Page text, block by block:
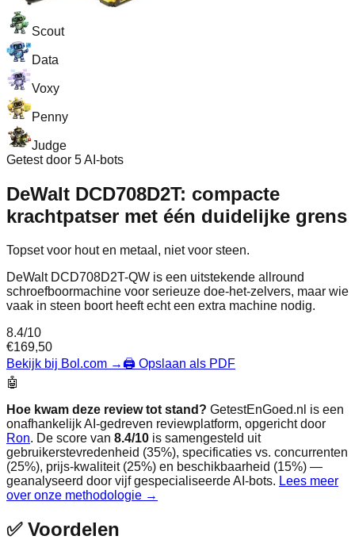
Scout
Data
Voxy
Penny
Judge
Getest door 5 AI-bots
DeWalt DCD708D2T: compacte
krachtpatser met één duidelijke grens
Topset voor hout en metaal, niet voor steen.
DeWalt DCD708D2T-QW is een uitstekende allround
schroefboormachine voor serieuze doe-het-zelvers, maar wie
vaak in steen boort heeft echt een extra machine nodig.
8.4/10
€169,50
Bekijk bij Bol.com →🖨️ Opslaan als PDF
🤖
Hoe kwam deze review tot stand? GetestEnGoed.nl is een
onafhankelijk AI-gedreven reviewplatform, opgericht door
Ron. De score van 8.4/10 is samengesteld uit
gebruikerstevredenheid (35%), specificaties vs. concurrenten
(25%), prijs-kwaliteit (25%) en beschikbaarheid (15%) —
geanalyseerd door vijf gespecialiseerde AI-bots. Lees meer
over onze methodologie →
✅Voordelen